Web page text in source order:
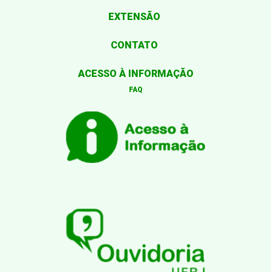
EXTENSÃO
CONTATO
ACESSO À INFORMAÇÃO
FAQ
Desenvolvido por: